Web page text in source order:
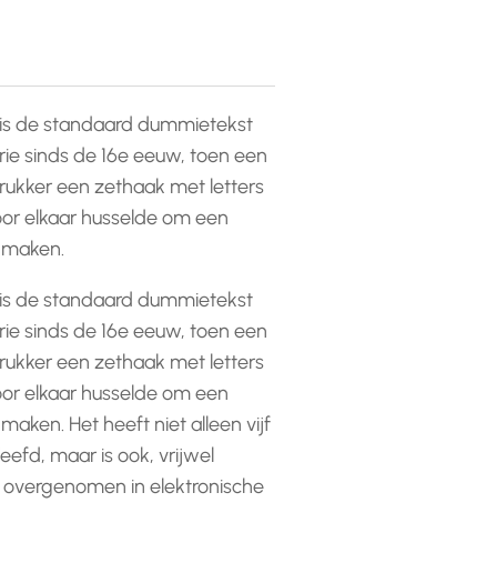
de standaard dummietekst
sinds de 16e eeuw, toen een
een zethaak met letters
elkaar husselde om een
de standaard dummietekst
sinds de 16e eeuw, toen een
een zethaak met letters
elkaar husselde om een
Het heeft niet alleen vijf
maar is ook, vrijwel
in elektronische